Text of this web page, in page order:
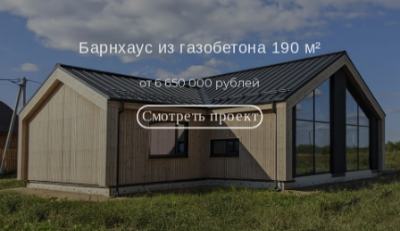
Барнхаус из газобетона 190 м²
от 6 650 000 рублей